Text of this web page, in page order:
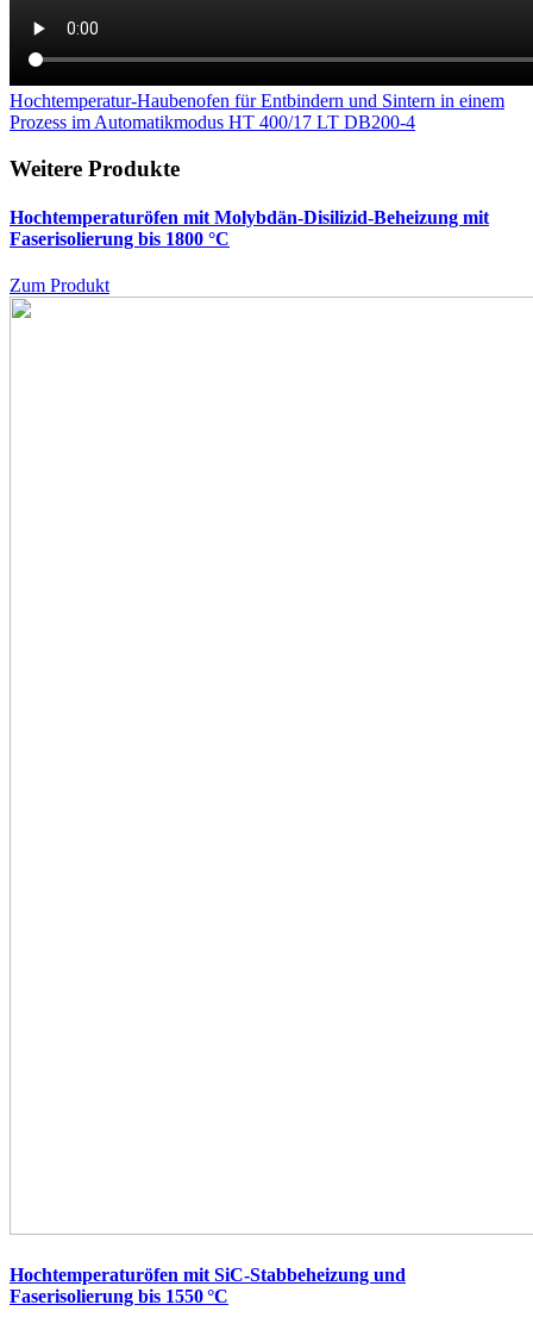
Hochtemperatur-Haubenofen für Entbindern und Sintern in einem
Prozess im Automatikmodus HT 400/17 LT DB200-4
Weitere Produkte
Hochtemperaturöfen mit Molybdän-Disilizid-Beheizung mit
Faserisolierung bis 1800 °C
Zum Produkt
Hochtemperaturöfen mit SiC-Stabbeheizung und
Faserisolierung bis 1550 °C